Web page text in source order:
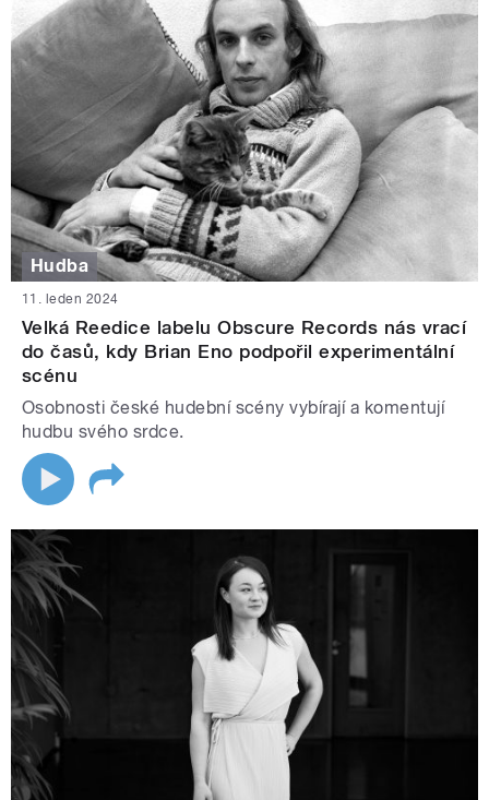
Hudba
11. leden 2024
Velká Reedice labelu Obscure Records nás vrací
do časů, kdy Brian Eno podpořil experimentální
scénu
Osobnosti české hudební scény vybírají a komentují
hudbu svého srdce.